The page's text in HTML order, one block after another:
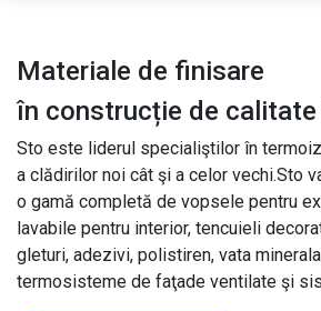
Materiale de finisare
în construcție de calitate
Sto este liderul specialiştilor în
a clădirilor noi cât şi a celor vechi.Sto
o gamă completă de vopsele pentru
lavabile pentru interior, tencuieli
gleturi, adezivi, polistiren, vata
termosisteme de faţade ventilate şi